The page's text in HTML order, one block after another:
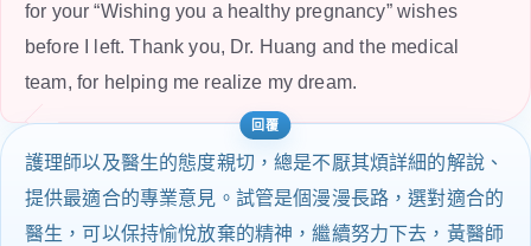
for your “Wishing you a healthy pregnancy” wishes
before I left. Thank you, Dr. Huang and the medical
team, for helping me realize my dream.
護理師以及醫生的態度親切，總是不厭其煩詳細的解說、
提供最適合的專業意見。試管是個漫漫長路，選對適合的
醫生，可以保持愉悅放棄的精神，繼續努力下去，黃醫師